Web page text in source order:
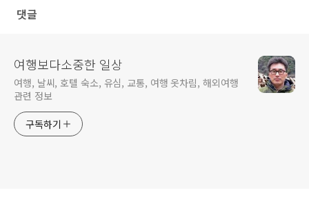
댓글
여행보다소중한 일상
여행, 날씨, 호텔 숙소, 유심, 교통, 여행 옷차림, 해외여행
관련 정보
구독하기